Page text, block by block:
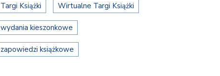
Targi Książki Wirtualne Targi Książki
wydania kieszonkowe
zapowiedzi książkowe